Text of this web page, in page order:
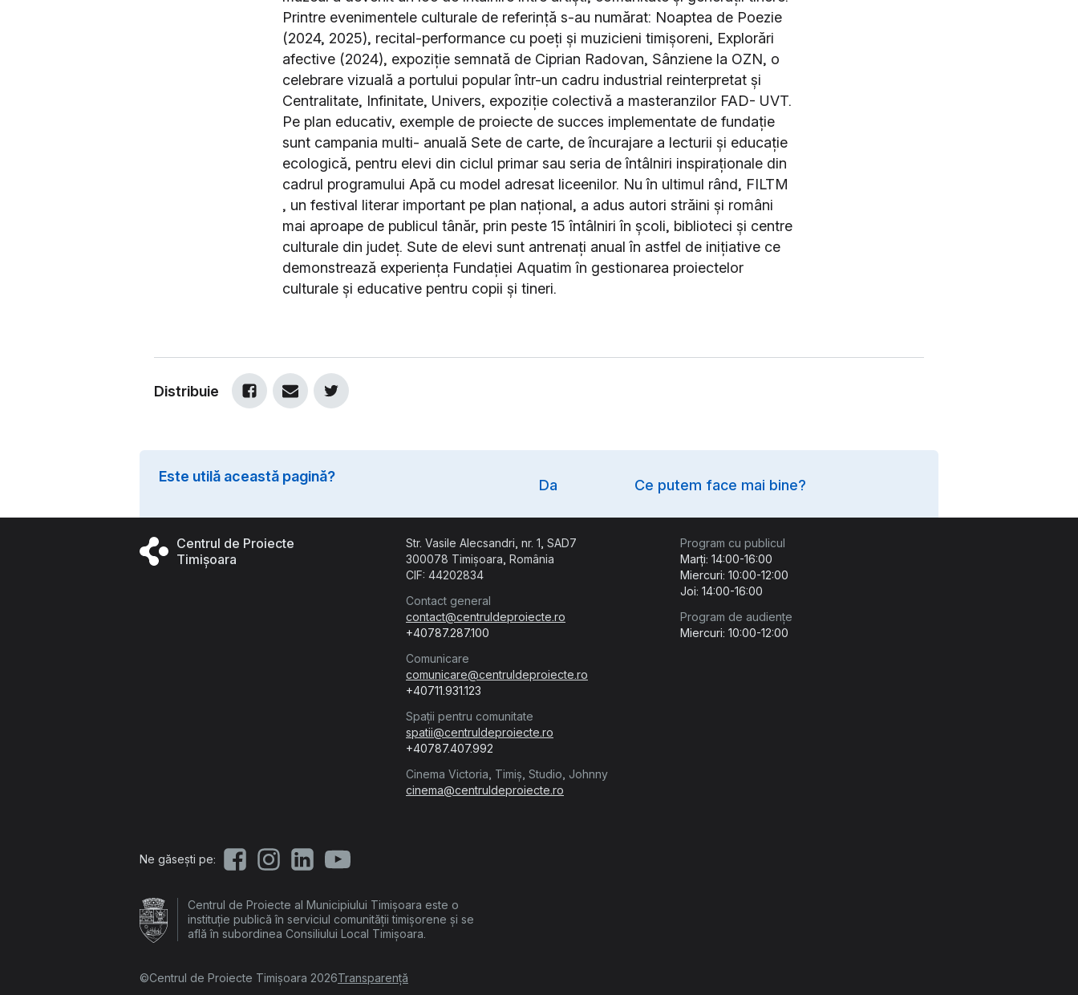
Printre evenimentele culturale de referință s-au numărat: Noaptea de Poezie
(2024, 2025), recital-performance cu poeți și muzicieni timișoreni, Explorări
afective (2024), expoziție semnată de Ciprian Radovan, Sânziene la OZN, o
celebrare vizuală a portului popular într-un cadru industrial reinterpretat și
Centralitate, Infinitate, Univers, expoziție colectivă a masteranzilor FAD- UVT.
Pe plan educativ, exemple de proiecte de succes implementate de fundație
sunt campania multi- anuală Sete de carte, de încurajare a lecturii și educație
ecologică, pentru elevi din ciclul primar sau seria de întâlniri inspiraționale din
cadrul programului Apă cu model adresat liceenilor. Nu în ultimul rând, FILTM
, un festival literar important pe plan național, a adus autori străini și români
mai aproape de publicul tânăr, prin peste 15 întâlniri în școli, biblioteci și centre
culturale din județ. Sute de elevi sunt antrenați anual în astfel de inițiative ce
demonstrează experiența Fundației Aquatim în gestionarea proiectelor
culturale și educative pentru copii și tineri.
Distribuie
Este utilă această pagină?
Da Ce putem face mai bine?
Centrul de Proiecte
Timișoara
Str. Vasile Alecsandri, nr. 1, SAD7
300078 Timișoara, România
CIF: 44202834
Contact general
contact@centruldeproiecte.ro
+40787.287.100
Comunicare
comunicare@centruldeproiecte.ro
+40711.931.123
Spații pentru comunitate
spatii@centruldeproiecte.ro
+40787.407.992
Cinema Victoria, Timiș, Studio, Johnny
cinema@centruldeproiecte.ro
Program cu publicul
Marți: 14:00-16:00
Miercuri: 10:00-12:00
Joi: 14:00-16:00
Program de audiențe
Miercuri: 10:00-12:00
Ne găsești pe:
Centrul de Proiecte al Municipiului Timișoara este o
instituție publică în serviciul comunității timișorene și se
află în subordinea Consiliului Local Timișoara.
©Centrul de Proiecte Timișoara 2026Transparență